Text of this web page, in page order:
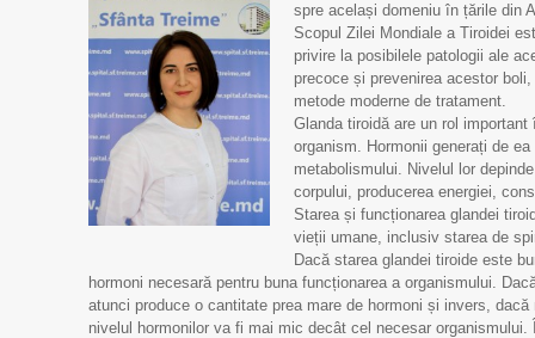
spre același domeniu în țările din
Scopul Zilei Mondiale a Tiroidei
privire la posibilele patologii ale
precoce și prevenirea acestor
metode moderne de tratament.
Glanda tiroidă are un rol
organism. Hormonii generați de
metabolismului. Nivelul lor
corpului, producerea energiei,
Starea și funcționarea glandei
vieții umane, inclusiv starea de
Dacă starea glandei tiroide este
hormoni necesară pentru buna funcționarea a organismului.
atunci produce o cantitate prea mare de hormoni și invers,
nivelul hormonilor va fi mai mic decât cel necesar